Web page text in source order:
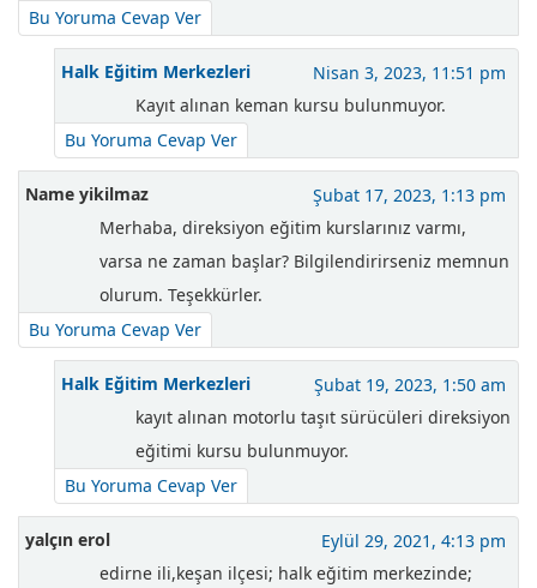
Bu Yoruma Cevap Ver
Halk Eğitim Merkezleri
Nisan 3, 2023, 11:51 pm
Kayıt alınan keman kursu bulunmuyor.
Bu Yoruma Cevap Ver
Name yikilmaz
Şubat 17, 2023, 1:13 pm
Merhaba, direksiyon eğitim kurslarınız varmı,
varsa ne zaman başlar? Bilgilendirirseniz memnun
olurum. Teşekkürler.
Bu Yoruma Cevap Ver
Halk Eğitim Merkezleri
Şubat 19, 2023, 1:50 am
kayıt alınan motorlu taşıt sürücüleri direksiyon
eğitimi kursu bulunmuyor.
Bu Yoruma Cevap Ver
yalçın erol
Eylül 29, 2021, 4:13 pm
edirne ili,keşan ilçesi; halk eğitim merkezinde;